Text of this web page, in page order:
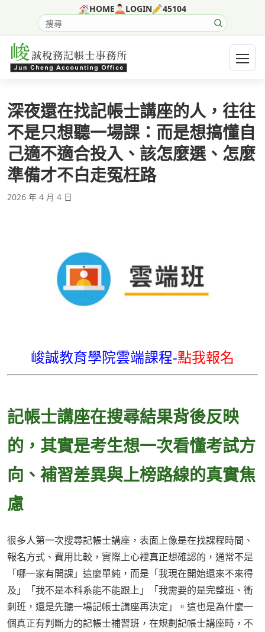
HOME LOGIN 45104
搜尋網站內容
開啟
深夜還在找記帳士講座的人，往往
不是只想聽一場課：而是想搞懂自
己適不適合投入、該怎麼選、怎麼
準備才不白走冤枉路
2026 年 4 月 4 日
峻誠教育學院雲端課程-點我報名
記帳士講座在搜尋結果背後反映
的，其實是考生想一次看懂考試方
向、補習差異與上榜路線的真實焦
慮
很多人第一次搜尋記帳士講座，表面上像是在找課程時間、
報名方式、費用比較，實際上心裡真正想確認的，通常不是
「哪一家有開課」這麼單純，而是「我現在開始還來不來得
及」「我不是本科系能不能跟上」「我需要的是完整班、衝
刺班，還是先聽一場記帳士講座再決定」。這也是為什麼一
個真正有判斷力的記帳士補習班，在規劃記帳士講座時，不